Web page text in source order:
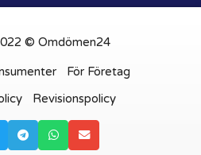
© Omdömen24
För Företag
Revisionspolicy